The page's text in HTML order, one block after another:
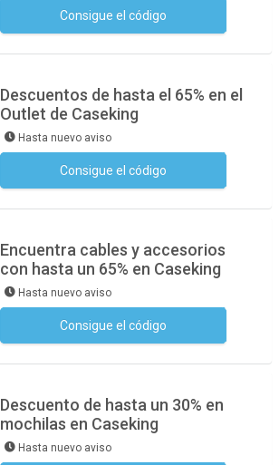
Consigue el código
Descuentos de hasta el 65% en el
Outlet de Caseking
Hasta nuevo aviso
Consigue el código
Encuentra cables y accesorios
con hasta un 65% en Caseking
Hasta nuevo aviso
Consigue el código
Descuento de hasta un 30% en
mochilas en Caseking
Hasta nuevo aviso